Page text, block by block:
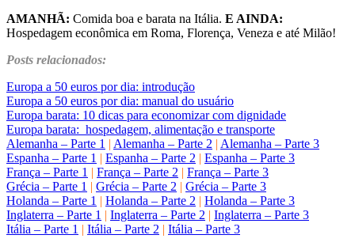
AMANHÃ: Comida boa e barata na Itália. E AINDA:
Hospedagem econômica em Roma, Florença, Veneza e até Milão!
Posts relacionados:
Europa a 50 euros por dia: introdução
Europa a 50 euros por dia: manual do usuário
Europa barata: 10 dicas para economizar com dignidade
Europa barata: hospedagem, alimentação e transporte
Alemanha – Parte 1 | Alemanha – Parte 2 | Alemanha – Parte 3
Espanha – Parte 1 | Espanha – Parte 2 | Espanha – Parte 3
França – Parte 1 | França – Parte 2 | França – Parte 3
Grécia – Parte 1 | Grécia – Parte 2 | Grécia – Parte 3
Holanda – Parte 1 | Holanda – Parte 2 | Holanda – Parte 3
Inglaterra – Parte 1 | Inglaterra – Parte 2 | Inglaterra – Parte 3
Itália – Parte 1 | Itália – Parte 2 | Itália – Parte 3